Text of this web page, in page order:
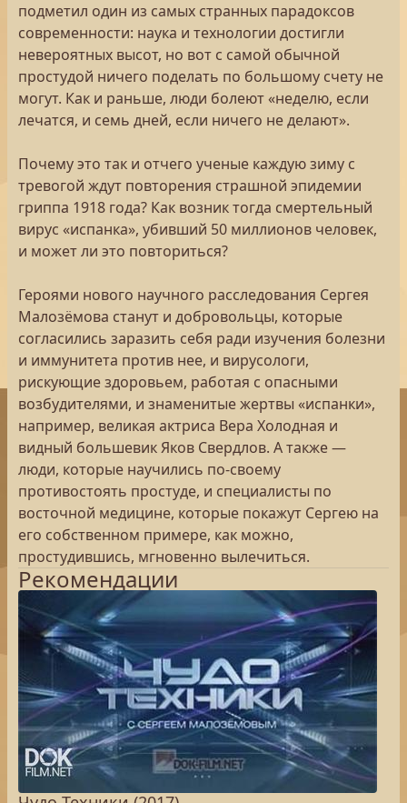
подметил один из самых странных парадоксов
современности: наука и технологии достигли
невероятных высот, но вот с самой обычной
простудой ничего поделать по большому счету не
могут. Как и раньше, люди болеют «неделю, если
лечатся, и семь дней, если ничего не делают».
Почему это так и отчего ученые каждую зиму с
тревогой ждут повторения страшной эпидемии
гриппа 1918 года? Как возник тогда смертельный
вирус «испанка», убивший 50 миллионов человек,
и может ли это повториться?
Героями нового научного расследования Сергея
Малозёмова станут и добровольцы, которые
согласились заразить себя ради изучения болезни
и иммунитета против нее, и вирусологи,
рискующие здоровьем, работая с опасными
возбудителями, и знаменитые жертвы «испанки»,
например, великая актриса Вера Холодная и
видный большевик Яков Свердлов. А также —
люди, которые научились по-своему
противостоять простуде, и специалисты по
восточной медицине, которые покажут Сергею на
его собственном примере, как можно,
простудившись, мгновенно вылечиться.
Рекомендации